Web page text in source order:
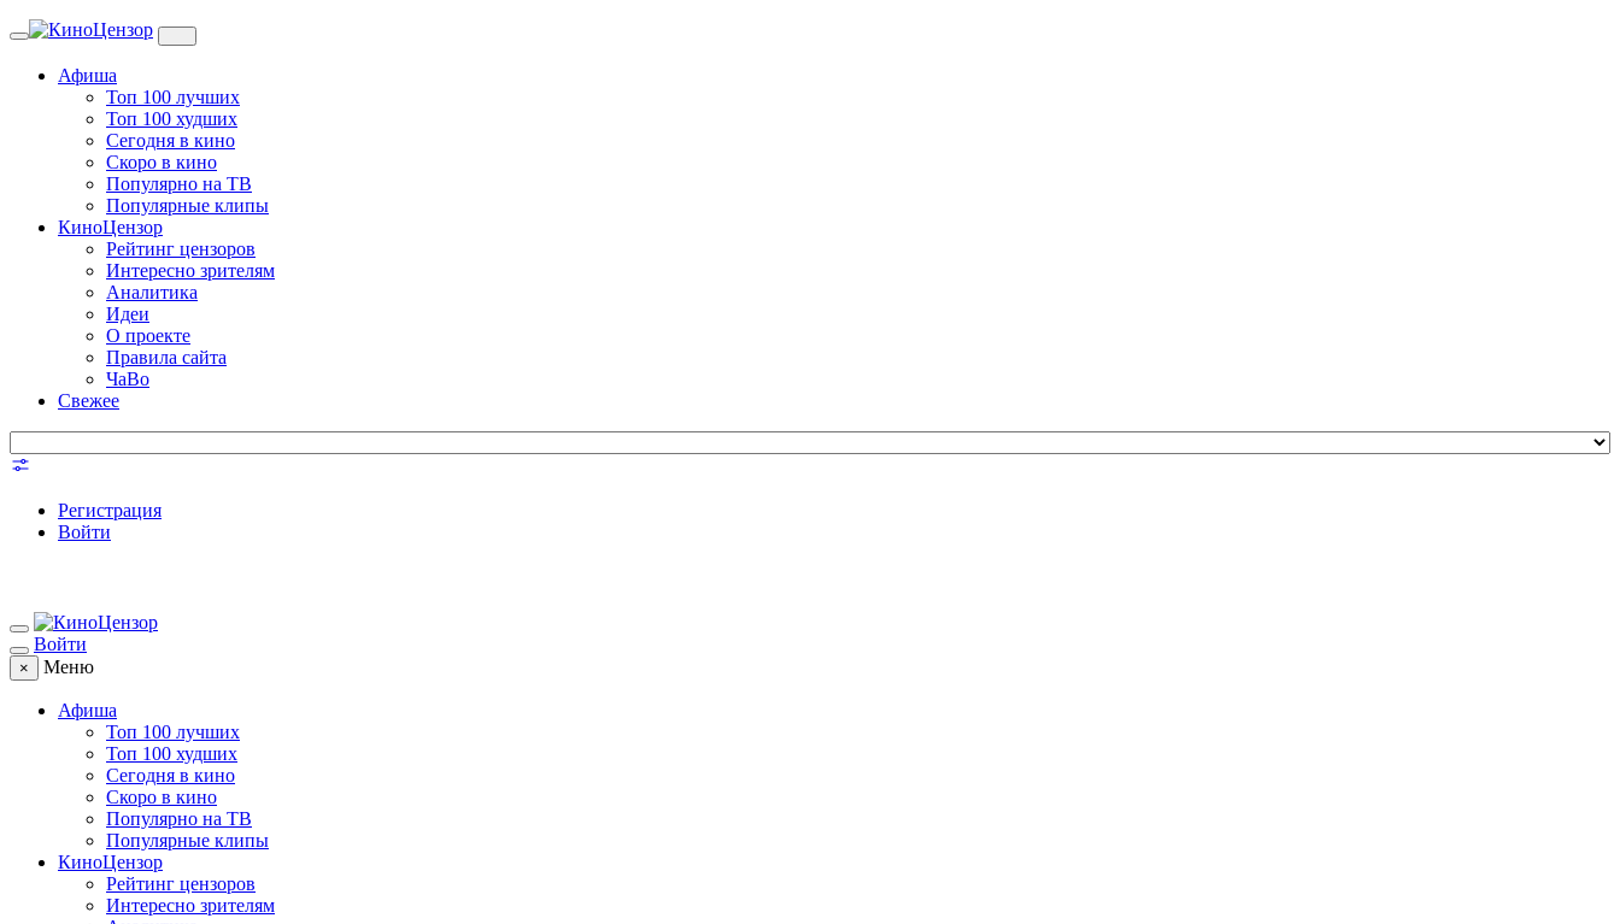
Toggle
Афиша
Топ 100 лучших
Топ 100 худших
Сегодня в кино
Скоро в кино
Популярно на ТВ
Популярные клипы
КиноЦензор
Рейтинг цензоров
Интересно зрителям
Аналитика
Идеи
О проекте
Правила сайта
ЧаВо
Свежее
Регистрация
Войти
Войти
× Меню
Афиша
Топ 100 лучших
Топ 100 худших
Сегодня в кино
Скоро в кино
Популярно на ТВ
Популярные клипы
КиноЦензор
Рейтинг цензоров
Интересно зрителям